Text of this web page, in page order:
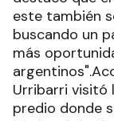
este también
buscando un
más
Urribarri visitó
predio donde